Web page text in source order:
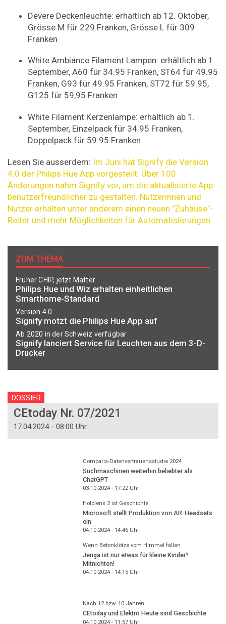
Devere Deckenleuchte: erhältlich ab 12. Oktober,
Grösse M für 229 Franken, Grösse L für 309
Franken
White Ambiance Filament Lampen: erhältlich ab 1.
September, A60 für 34.95 Franken, ST64 für 49.95
Franken, G93 für 49.95 Franken, ST72 für 59.95,
G125 für 59,95 Franken
White Filament Kerzenlampe: erhältlich ab 1.
September, Einzelpack für 34.95 Franken,
Doppelpack für 59.95 Franken
Lesen Sie ausserdem: Im Juni hat Signify die Version
4.0 der Philips Hue App vorgestellt. Über 100
Änderungen nahm Signify vor, um die aktualisierte App
benutzerfreundlicher zu gestalten. Nutzerinnen und
Nutzer erhalten unter anderem einen neuen "Zuhause"-
Reiter und mehr Möglichkeiten für Automatisierungen.
ZUM THEMA
Früher CHIP, jetzt Matter
Philips Hue und Wiz erhalten einheitlichen
Smarthome-Standard
Version 4.0
Signify motzt die Philips Hue App auf
Ab 2020 in der Schweiz verfügbar
Signify lanciert Service für Leuchten aus dem 3-D-
Drucker
DOSSIER
CEtoday Nr. 07/2021
17.04.2024 - 08:00 Uhr
Comparis-Datenvertrauensstudie 2024
Suchmaschinen weiterhin beliebter als
ChatGPT
03.10.2024 - 17:22Uhr
Hololens 2 ist Geschichte
Microsoft stellt Produktion von AR-Headsets
ein
04.10.2024 - 14:46Uhr
Wenn Betonklötze vom Himmel fallen
Jenga ist nur etwas für kleine Kinder?
Mitnichten!
04.10.2024 - 14:15Uhr
Nach 12 bzw. 10 Jahren
CEtoday und Elektro Heute sind Geschichte
04.10.2024 - 11:57Uhr